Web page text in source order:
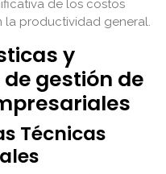
de los costos
la productividad general.
y
gestión de
Técnicas